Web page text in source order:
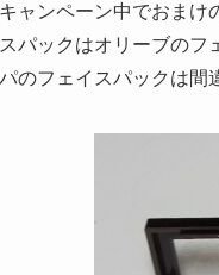
ャンペーン中でおまけ
パックはオリーブのフ
のフェイスパックは間